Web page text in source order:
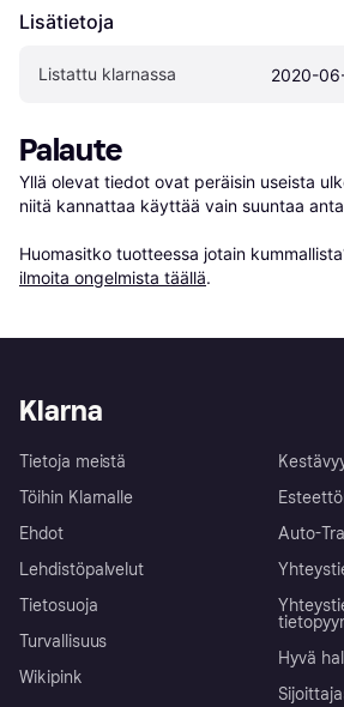
Lisätietoja
Listattu klarnassa 2020-
Palaute
Yllä olevat tiedot ovat peräisin useista
niitä kannattaa käyttää vain suuntaa
Huomasitko tuotteessa jotain
ilmoita ongelmista täällä.
Klarna
Tietoja meistä
Töihin Klarnalle
Ehdot
Lehdistöpalvelut
Tietosuoja
Turvallisuus
Wikipink
Auto-
Hyvä